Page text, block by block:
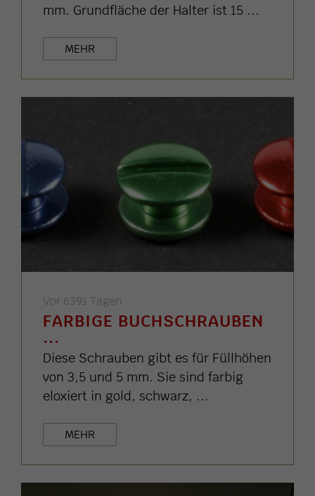
mm. Grundfläche der Halter ist 15 ...
MEHR
Vor 6391 Tagen
FARBIGE BUCHSCHRAUBEN
...
Diese Schrauben gibt es für Füllhöhen
von 3,5 und 5 mm. Sie sind farbig
eloxiert in gold, schwarz, ...
MEHR